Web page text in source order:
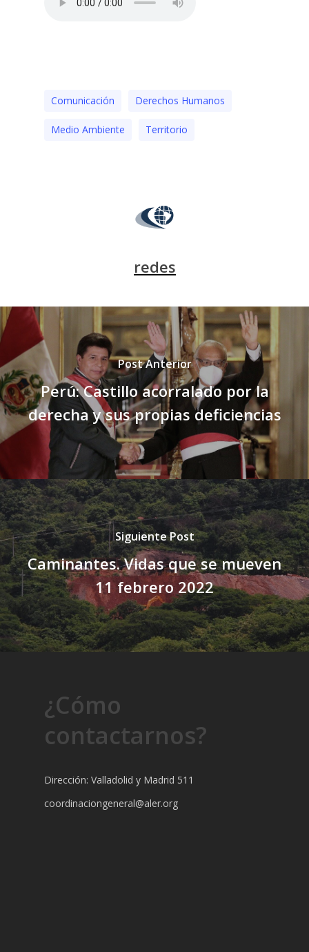
Comunicación Derechos Humanos
Medio Ambiente Territorio
redes
Post Anterior
Perú: Castillo acorralado por la
derecha y sus propias deficiencias
Siguiente Post
Caminantes. Vidas que se mueven
11 febrero 2022
¿Cómo
contactarnos?
Dirección: Valladolid y Madrid 511
coordinaciongeneral@aler.org